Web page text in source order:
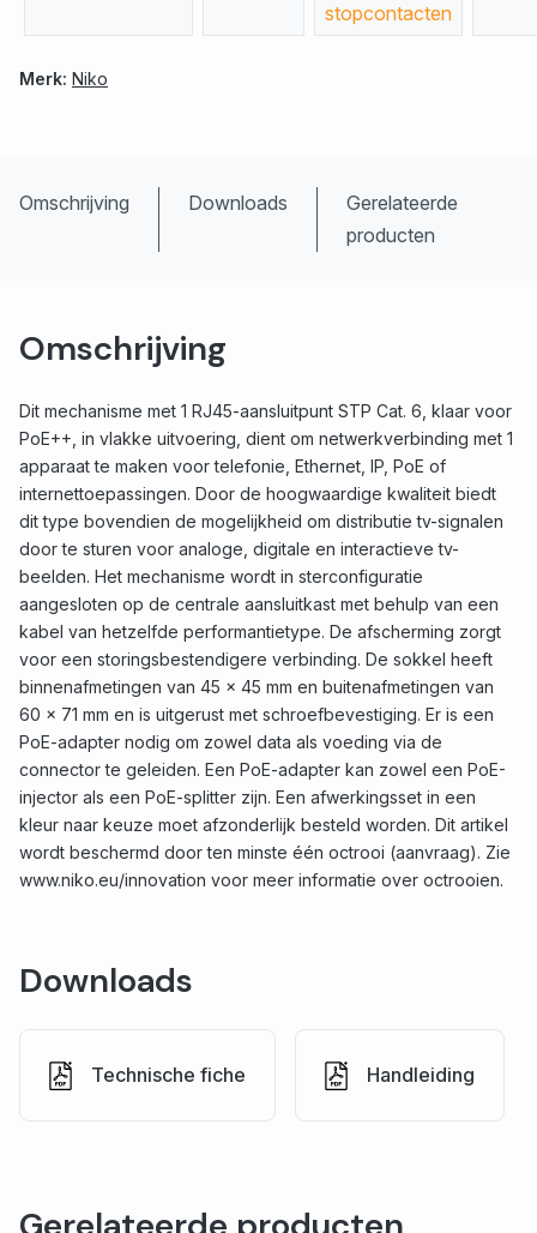
stopcontacten
Merk: Niko
Omschrijving Downloads
Gerelateerde
producten
Omschrijving
Dit mechanisme met 1 RJ45-aansluitpunt STP Cat. 6, klaar voor
PoE++, in vlakke uitvoering, dient om netwerkverbinding met 1
apparaat te maken voor telefonie, Ethernet, IP, PoE of
internettoepassingen. Door de hoogwaardige kwaliteit biedt
dit type bovendien de mogelijkheid om distributie tv-signalen
door te sturen voor analoge, digitale en interactieve tv-
beelden. Het mechanisme wordt in sterconfiguratie
aangesloten op de centrale aansluitkast met behulp van een
kabel van hetzelfde performantietype. De afscherming zorgt
voor een storingsbestendigere verbinding. De sokkel heeft
binnenafmetingen van 45 x 45 mm en buitenafmetingen van
60 x 71 mm en is uitgerust met schroefbevestiging. Er is een
PoE-adapter nodig om zowel data als voeding via de
connector te geleiden. Een PoE-adapter kan zowel een PoE-
injector als een PoE-splitter zijn. Een afwerkingsset in een
kleur naar keuze moet afzonderlijk besteld worden. Dit artikel
wordt beschermd door ten minste één octrooi (aanvraag). Zie
www.niko.eu/innovation voor meer informatie over octrooien.
Downloads
Technische fiche Handleiding